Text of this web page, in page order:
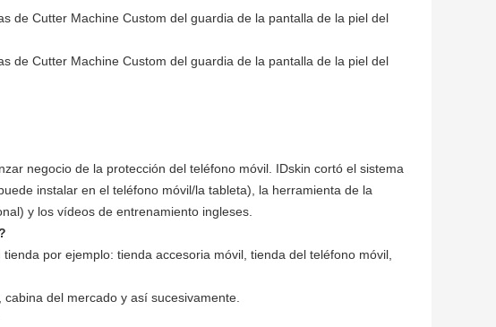
negocio de la protección del teléfono móvil. IDskin cortó el sistema
instalar en el teléfono móvil/la tableta), la herramienta de la
y los vídeos de entrenamiento ingleses.
por ejemplo: tienda accesoria móvil, tienda del teléfono móvil,
del mercado y así sucesivamente.